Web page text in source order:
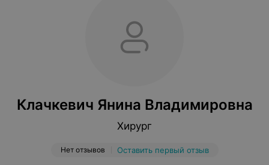
Клачкевич Янина Владимировна
Хирург
Нет отзывов Оставить первый отзыв